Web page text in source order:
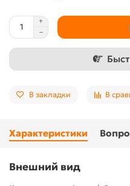
В закладки В
Характеристики
Внешний вид